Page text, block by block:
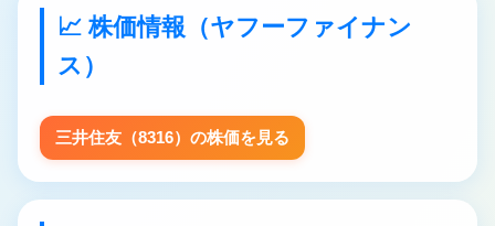
📈 株価情報（ヤフーファイナン
ス）
三井住友（8316）の株価を見る